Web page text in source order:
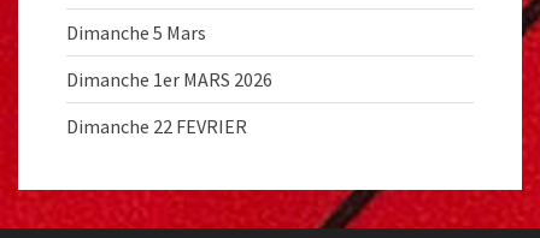
Dimanche 5 Mars
Dimanche 1er MARS 2026
Dimanche 22 FEVRIER